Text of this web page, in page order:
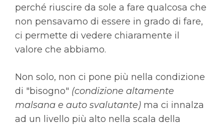
perché riuscire da sole a fare qualcosa che
non pensavamo di essere in grado di fare,
ci permette di vedere chiaramente il
valore che abbiamo.
Non solo, non ci pone più nella condizione
di "bisogno" (condizione altamente
malsana e auto svalutante) ma ci innalza
ad un livello più alto nella scala della